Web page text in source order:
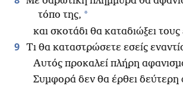
τόπο της, *
και σκοτάδι θα καταδιώξει
9 Τι θα καταστρώσετε εσείς
Αυτός προκαλεί πλήρη
Συμφορά δεν θα έρθει δεύτερη